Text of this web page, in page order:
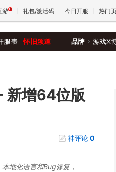
游 礼包/激活码 今日开服 热门
服表 怀旧频道 品牌 游戏X
新增64位版
神评论0
地化语言和Bug修复，